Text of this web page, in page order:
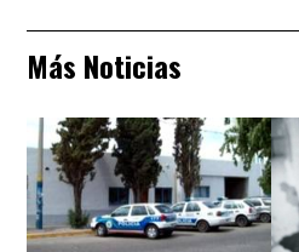
Más Noticias